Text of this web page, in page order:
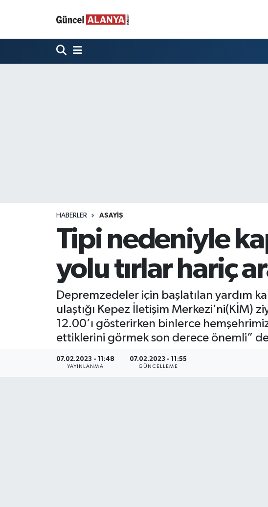
HABERLER ASAYIŞ
Tipi nedeniyle
yolu tırlar hariç
Depremzedeler için başlatılan yardım
ulaştığı Kepez İletişim Merkezi’ni(KİM)
12.00’ı gösterirken binlerce
ettiklerini görmek son derece önemli”
07.02.2023 - 11:48
YAYINLANMA
07.02.2023 - 11:55
GÜNCELLEME